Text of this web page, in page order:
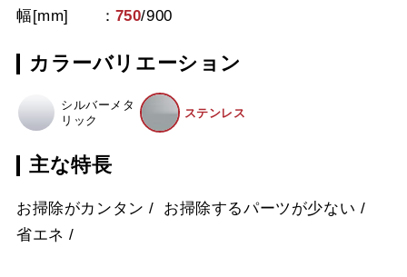
幅[mm]
750/900
カラーバリエーション
シルバーメタ
リック
ステンレス
主な特長
お掃除がカンタン
お掃除するパーツが少ない
省エネ